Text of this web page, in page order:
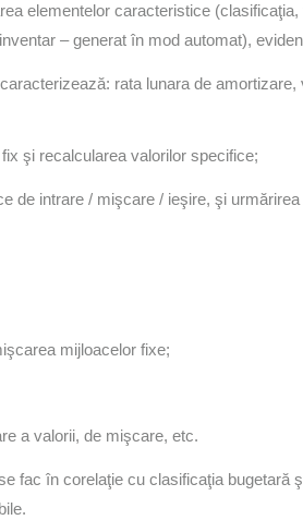
elementelor caracteristice (clasificaţia,
– generat în mod automat),
rata lunara de amortizare,
şi recalcularea valorilor specifice;
intrare / mişcare / ieşire, şi urmărirea
mijloacelor fixe;
a valorii, de mişcare, etc.
fac în corelaţie cu clasificaţia bugetară